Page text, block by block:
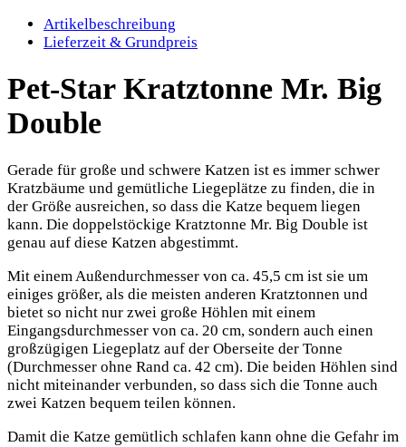
Artikelbeschreibung
Lieferzeit & Grundpreis
Pet-Star Kratztonne Mr. Big
Double
Gerade für große und schwere Katzen ist es immer schwer
Kratzbäume und gemütliche Liegeplätze zu finden, die in
der Größe ausreichen, so dass die Katze bequem liegen
kann. Die doppelstöckige Kratztonne Mr. Big Double ist
genau auf diese Katzen abgestimmt.
Mit einem Außendurchmesser von ca. 45,5 cm ist sie um
einiges größer, als die meisten anderen Kratztonnen und
bietet so nicht nur zwei große Höhlen mit einem
Eingangsdurchmesser von ca. 20 cm, sondern auch einen
großzügigen Liegeplatz auf der Oberseite der Tonne
(Durchmesser ohne Rand ca. 42 cm). Die beiden Höhlen sind
nicht miteinander verbunden, so dass sich die Tonne auch
zwei Katzen bequem teilen können.
Damit die Katze gemütlich schlafen kann ohne die Gefahr im